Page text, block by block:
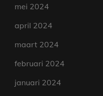
mei 2024
april 2024
maart 2024
februari 2024
januari 2024